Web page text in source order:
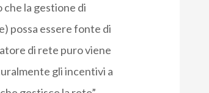
la gestione di
possa essere fonte di
di rete puro viene
gli incentivi a